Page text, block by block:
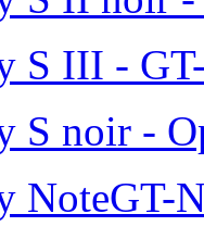
S III -
S noir -
NoteGT-